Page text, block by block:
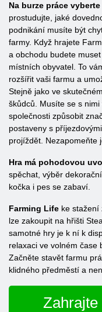
Na burze práce
prostudujte, jaké
podnikání musíte být
farmy. Když hrajete
a obchodu budete
místních obyvatel. To
rozšířit vaši farmu a
Stejně jako ve
škůdců. Musíte se s
společnosti způsobit
postaveny s
projíždět. Nezapomeňte
Hra má pohodovou
spěchat, výběr
kočka i pes se zabaví.
Farming Life ke stažení
lze zakoupit na hřišti
samotné hry je k ní k
relaxaci ve volném čase
Začněte stavět farmu
klidného předměstí a